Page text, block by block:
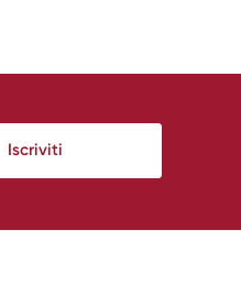
Iscriviti